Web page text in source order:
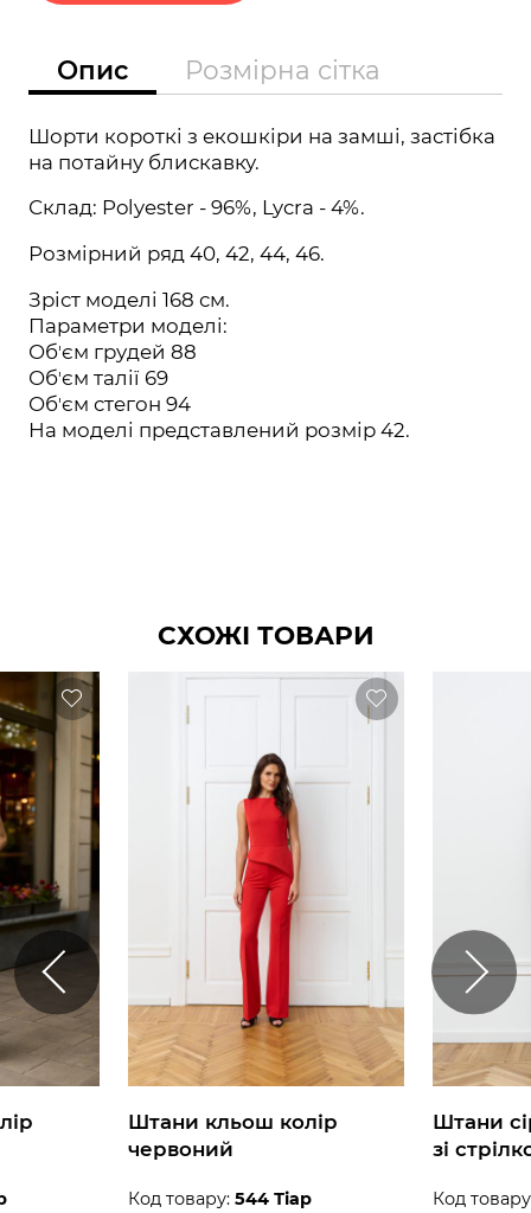
Опис Розмірна сітка
Шорти короткі з екошкіри на замші, застібка
на потайну блискавку.
Склад: Polyester - 96%, Lycra - 4%.
Розмірний ряд 40, 42, 44, 46.
Зріст моделі 168 см.
Параметри моделі:
Обʼєм грудей 88
Обʼєм талії 69
Обʼєм стегон 94
На моделі представлений розмір 42.
СХОЖІ ТОВАРИ
Штани кльош колір
червоний
Код товару: 544 Тіар
Штани
зі
Код